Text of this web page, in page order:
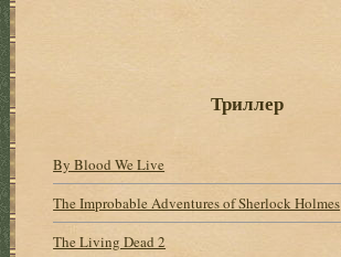
Триллер
By Blood We Live
The Improbable Adventures of Sherlock Holmes
The Living Dead 2